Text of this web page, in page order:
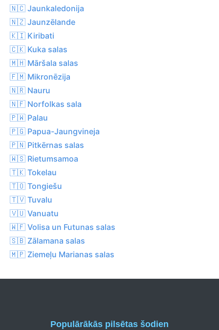
🇳🇨 Jaunkaledonija
🇳🇿 Jaunzēlande
🇰🇮 Kiribati
🇨🇰 Kuka salas
🇲🇭 Māršala salas
🇫🇲 Mikronēzija
🇳🇷 Nauru
🇳🇫 Norfolkas sala
🇵🇼 Palau
🇵🇬 Papua-Jaungvineja
🇵🇳 Pitkērnas salas
🇼🇸 Rietumsamoa
🇹🇰 Tokelau
🇹🇴 Tongiešu
🇹🇻 Tuvalu
🇻🇺 Vanuatu
🇼🇫 Volisa un Futunas salas
🇸🇧 Zālamana salas
🇲🇵 Ziemeļu Marianas salas
Populārākās pilsētas šodien